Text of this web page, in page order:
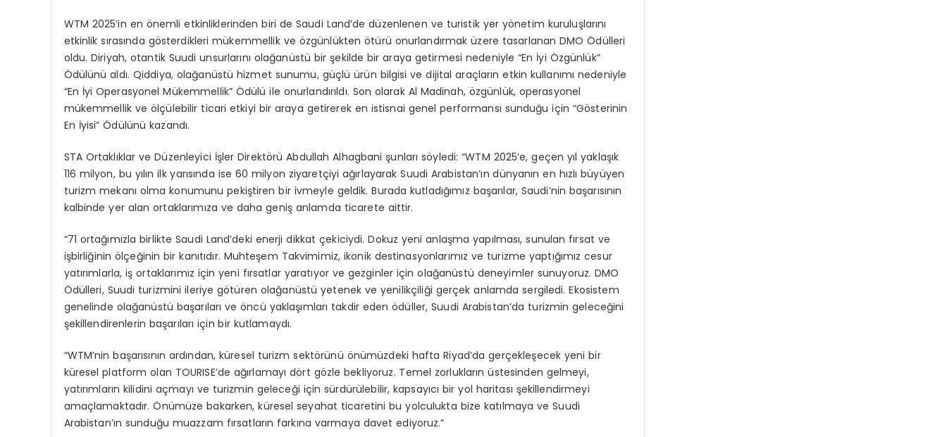
WTM 2025’in en önemli etkinliklerinden biri de Saudi Land’de düzenlenen ve turistik yer yönetim kuruluşlarını
etkinlik sırasında gösterdikleri mükemmellik ve özgünlükten ötürü onurlandırmak üzere tasarlanan DMO Ödülleri
oldu. Diriyah, otantik Suudi unsurlarını olağanüstü bir şekilde bir araya getirmesi nedeniyle “En İyi Özgünlük”
Ödülünü aldı. Qiddiya, olağanüstü hizmet sunumu, güçlü ürün bilgisi ve dijital araçların etkin kullanımı nedeniyle
“En İyi Operasyonel Mükemmellik” Ödülü ile onurlandırıldı. Son olarak Al Madinah, özgünlük, operasyonel
mükemmellik ve ölçülebilir ticari etkiyi bir araya getirerek en istisnai genel performansı sunduğu için “Gösterinin
En İyisi” Ödülünü kazandı.
STA Ortaklıklar ve Düzenleyici İşler Direktörü AbdullahAlhagbani şunları söyledi:“WTM 2025’e, geçen yıl yaklaşık
116 milyon, bu yılın ilk yarısında ise 60 milyon ziyaretçiyi ağırlayarak Suudi Arabistan’ın dünyanın en hızlı büyüyen
turizmmekanı olma konumunu pekiştiren bir ivmeyle geldik. Burada kutladığımız başarılar, Saudi’nin başarısının
kalbinde yer alan ortaklarımıza ve daha geniş anlamda ticarete aittir.
“71 ortağımızla birlikteSaudi Land’deki enerji dikkat çekiciydi. Dokuz yeni anlaşma yapılması, sunulan fırsat ve
işbirliğinin ölçeğinin bir kanıtıdır. Muhteşem Takvimimiz, ikonik destinasyonlarımız ve turizme yaptığımız cesur
yatırımlarla, iş ortaklarımız için yeni fırsatlar yaratıyor ve gezginler için olağanüstü deneyimler sunuyoruz. DMO
Ödülleri, Suudi turizmini ileriye götüren olağanüstü yetenek ve yenilikçiliği gerçek anlamda sergiledi. Ekosistem
genelinde olağanüstü başarıları ve öncü yaklaşımları takdir eden ödüller, Suudi Arabistan’da turizmin geleceğini
şekillendirenlerin başarıları için bir kutlamaydı.
“WTM’nin başarısının ardından, küresel turizm sektörünü önümüzdeki hafta Riyad’da gerçekleşecek yeni bir
küresel platform olan TOURISE’de ağırlamayı dört gözle bekliyoruz. Temel zorlukların üstesinden gelmeyi,
yatırımların kilidini açmayı ve turizmin geleceği için sürdürülebilir, kapsayıcı bir yol haritası şekillendirmeyi
amaçlamaktadır. Önümüze bakarken, küresel seyahat ticaretini bu yolculukta bize katılmaya ve Suudi
Arabistan’ın sunduğu muazzam fırsatların farkına varmaya davet ediyoruz.”